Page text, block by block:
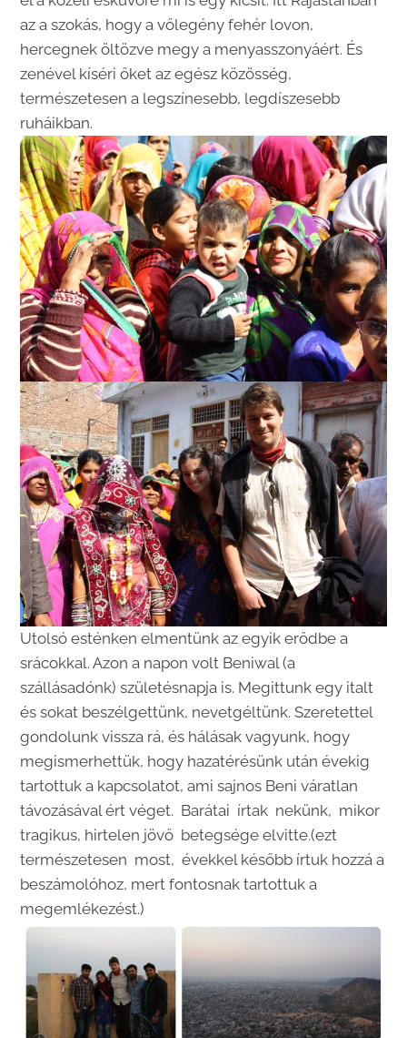
az a szokás, hogy a vőlegény fehér lovon,
hercegnek öltözve megy a menyasszonyáért. És
zenével kíséri őket az egész közösség,
természetesen a legszínesebb, legdíszesebb
ruháikban.
Utolsó esténken elmentünk az egyik erődbe a
srácokkal. Azon a napon volt Beniwal (a
szállásadónk) születésnapja is. Megittunk egy italt
és sokat beszélgettünk, nevetgéltünk. Szeretettel
gondolunk vissza rá, és hálásak vagyunk, hogy
megismerhettük, hogy hazatérésünk után évekig
tartottuk a kapcsolatot, ami sajnos Beni váratlan
távozásával ért véget. Barátai írtak nekünk, mikor
tragikus, hirtelen jövő betegsége elvitte.(ezt
természetesen most, évekkel később írtuk hozzá a
beszámolóhoz, mert fontosnak tartottuk a
megemlékezést.)